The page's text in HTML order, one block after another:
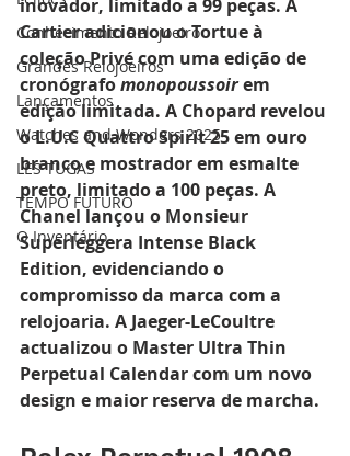
Conhecimento Relojoeiro
Grandes Relojoeiros
Lançamentos
Watches and Wonders 2025
LES TUGAS
TEMPO FUTURO
O Inventário
inovador, limitado a 99 peças. A
Cartier adicionou o Tortue à
coleção Privé com uma edição de
cronógrafo monopoussoir em
edição limitada. A Chopard revelou
o L.U.C Quattro Spirit 25 em ouro
branco e mostrador em esmalte
preto, limitado a 100 peças. A
Chanel lançou o Monsieur
Superleggera Intense Black
Edition, evidenciando o
compromisso da marca com a
relojoaria. A Jaeger-LeCoultre
actualizou o Master Ultra Thin
Perpetual Calendar com um novo
design e maior reserva de marcha.